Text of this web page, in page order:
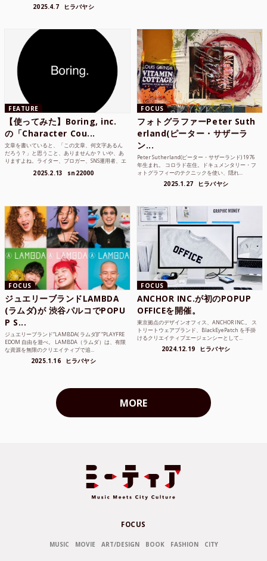
2025.4.7 ヒラバヤシ
FEATURE
【使ってみた】Boring, inc.
の「Character Cou...
文章を書いていると、「この文章、何文字あるん
だろう？」と思うこと、ありませんか？ いや、あ
りますよね。ライター、ブロガー、SNS運用者、エ
2025.2.13 sn22000
FOCUS
フォトグラファーPeter Suth
erland(ピーター・サザーラ
ン...
Peter Sutherland(ピーター・サザーランド) 1976
年生まれ。 コロラド在住。ドキュメンタリー・フ
ォトグラフィーのテクニックを使い、隠れ...
2025.1.27 ヒラバヤシ
FOCUS
ジュエリーブランドLAMBDA
(ラムダ)が 渋谷パルコでPOPU
P S...
ジュエリーブランド“LAMBDA( ラムダ))” “PLAYFRE
EDOM 自由を遊べ。 LAMBDA（ラムダ）は、有限
な資源を無限のクリエイティブで追...
2025.1.16 ヒラバヤシ
FOCUS
ANCHOR INC.が初のPOPUP
OFFICEを開催。
東京拠点のデザインオフィス、ANCHOR INC.。 ス
トリートウェアブランド、BlackEyePatch を手掛
けるクリエイティブエージェンシーとして...
2024.12.19 ヒラバヤシ
MORE
FOCUS
MUSIC MOVIE ART/DESIGN BOOK FASHION CITY